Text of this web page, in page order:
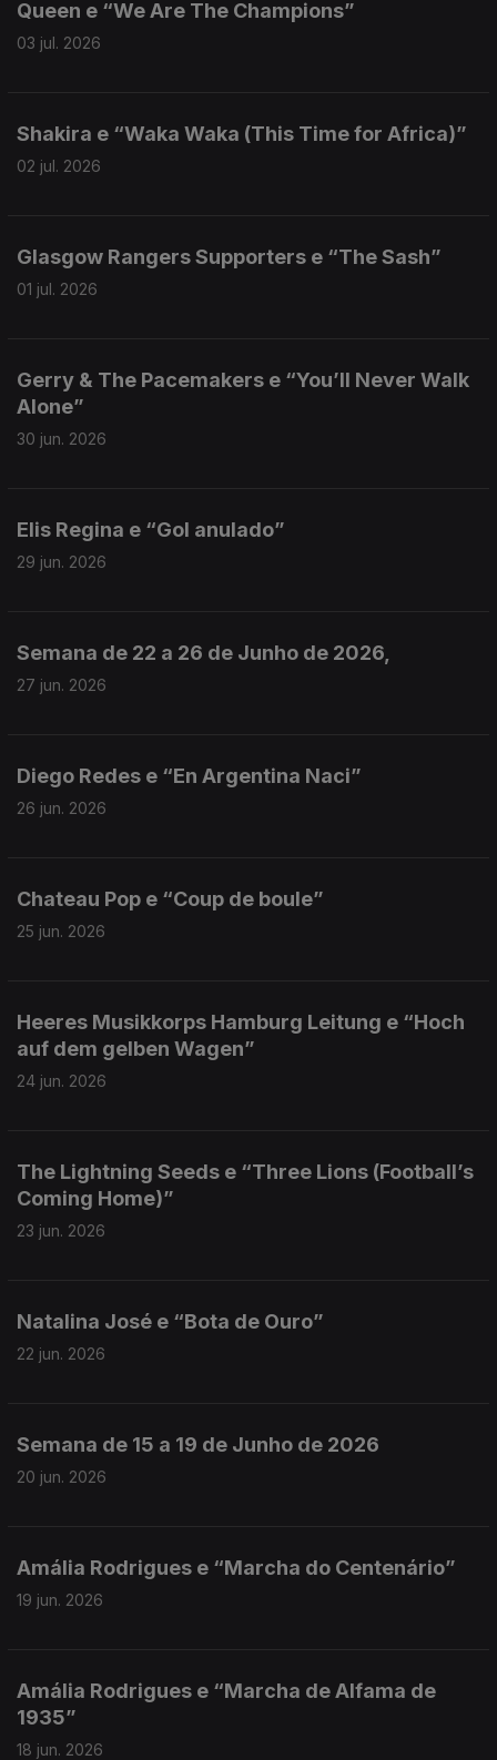
Queen e “We Are The Champions”
03 jul. 2026
Shakira e “Waka Waka (This Time for Africa)”
02 jul. 2026
Glasgow Rangers Supporters e “The Sash”
01 jul. 2026
Gerry & The Pacemakers e “You’ll Never Walk
Alone”
30 jun. 2026
Elis Regina e “Gol anulado”
29 jun. 2026
Semana de 22 a 26 de Junho de 2026,
27 jun. 2026
Diego Redes e “En Argentina Naci”
26 jun. 2026
Chateau Pop e “Coup de boule”
25 jun. 2026
Heeres Musikkorps Hamburg Leitung e “Hoch
auf dem gelben Wagen”
24 jun. 2026
The Lightning Seeds e “Three Lions (Football’s
Coming Home)”
23 jun. 2026
Natalina José e “Bota de Ouro”
22 jun. 2026
Semana de 15 a 19 de Junho de 2026
20 jun. 2026
Amália Rodrigues e “Marcha do Centenário”
19 jun. 2026
Amália Rodrigues e “Marcha de Alfama de
1935”
18 jun. 2026